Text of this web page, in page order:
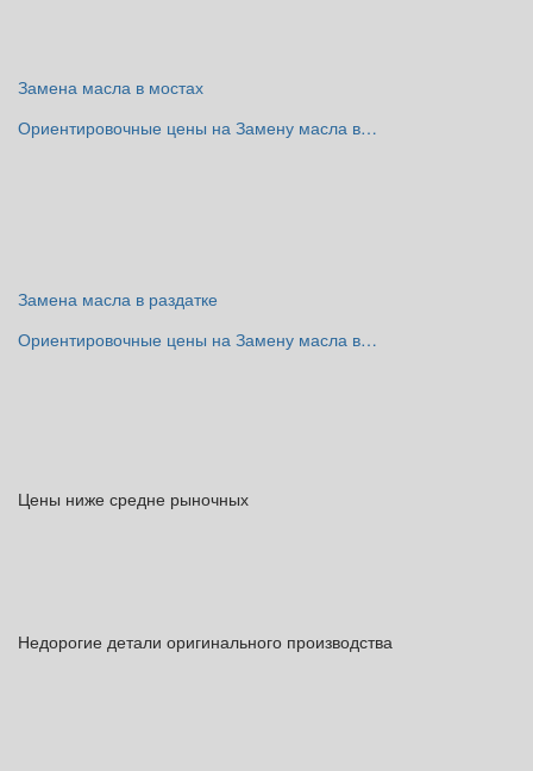
Замена масла в мостах
Ориентировочные цены на Замену масла в…
Замена масла в раздатке
Ориентировочные цены на Замену масла в…
Цены ниже средне рыночных
Недорогие детали оригинального производства